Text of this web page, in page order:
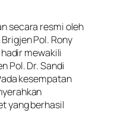
secara resmi oleh
Pol. Rony
hadir mewakili
Pol. Dr. Sandi
kesempatan
yang berhasil